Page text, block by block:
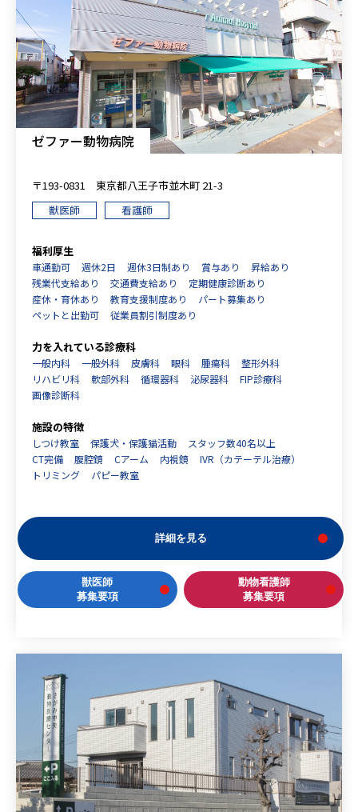
ゼファー動物病院
〒193-0831 東京都八王子市並木町 21-3
獣医師
看護師
福利厚生
車通勤可 週休2日 週休3日制あり 賞与あり
昇給あり
残業代支給あり
交通費支給あり
定期健康診断あり
産休・育休あり
教育支援制度あり
パート募集あり
ペットと出勤可
従業員割引制度あり
力を入れている診療科
一般内科 一般外科 皮膚科 眼科 腫瘍科
整形外科
リハビリ科
軟部外科 循環器科 泌尿器科
FIP診療科
画像診断科
施設の特徴
しつけ教室 保護犬・保護猫活動
スタッフ数40名以上
CT完備
腹腔鏡 Cアーム 内視鏡
IVR（カテーテル治療）
トリミング
パピー教室
詳細を見る
獣医師
募集要項
動物看護師
募集要項